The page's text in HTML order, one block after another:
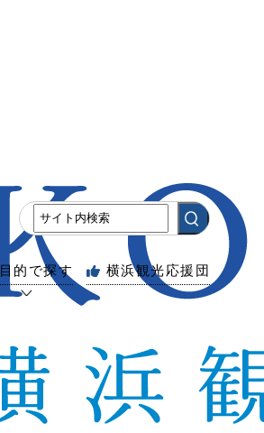
法人の方へ
目的で探す 横浜観光応援団